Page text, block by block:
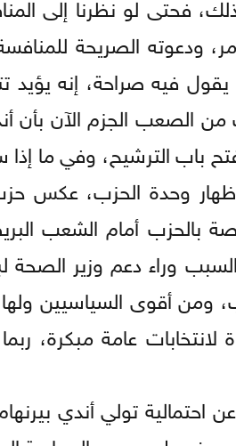
ودعوته الصريحة
فيه صراحة، إنه يؤيد
الصعب الجزم الآن بأن
باب الترشيح، وفي ما
وحدة الحزب، عكس
بالحزب أمام الشعب
وراء دعم وزير الصحة
ومن أقوى السياسيين
لانتخابات عامة مبكرة،
تولي أندي